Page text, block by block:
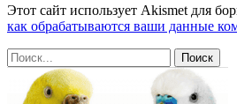
Этот сайт использует Akismet для
как обрабатываются ваши данные